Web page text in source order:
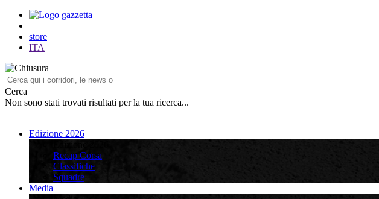
store
ITA
Cerca
Non sono stati trovati risultati per la tua ricerca...
Edizione 2026
Recap Corsa
Classifiche
Squadre
Media